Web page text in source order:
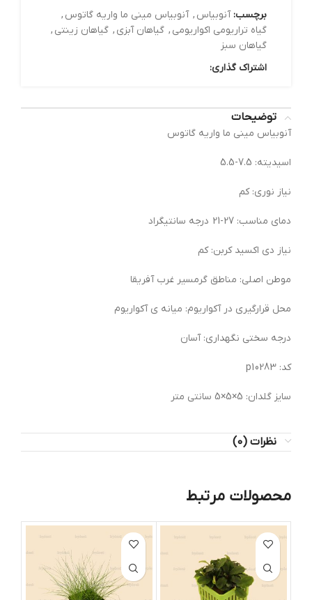
برچسب: آنوبیاس , آنوبیاس مینی ما واریه گاتوس ,
گیاه تراریومی اکواریومی , گیاهان آبزی , گیاهان زینتی ,
گیاهان سبز
اشتراک گذاری:
توضیحات
آنوبیاس مینی ما واریه گاتوس
اسیدیته: 7.5-5.5
نیاز نوری: کم
دمای مناسب: 27-21 درجه سانتیگراد
نیاز دی اکسید کربن: کم
موطن اصلی: مناطق گرمسیر غرب آفریقا
محل قرارگیری در آکواریوم: میانه ی آکواریوم
درجه سختی نگهداری: آسان
کد: 0283 p1
سایز گلدان: 5×5×5 سانتی متر
نظرات (0)
محصولات مرتبط